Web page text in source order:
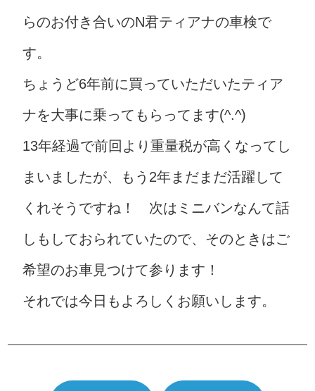
らのお付き合いのN君ティアナの車検で
す。
ちょうど6年前に買っていただいたティア
ナを大事に乗ってもらってます(^.^)
13年経過で前回より重量税が高くなってし
まいましたが、もう2年まだまだ活躍して
くれそうですね！ 次はミニバンなんて話
しもしておられていたので、そのときはご
希望のお車見つけて参ります！
それでは今日もよろしくお願いします。